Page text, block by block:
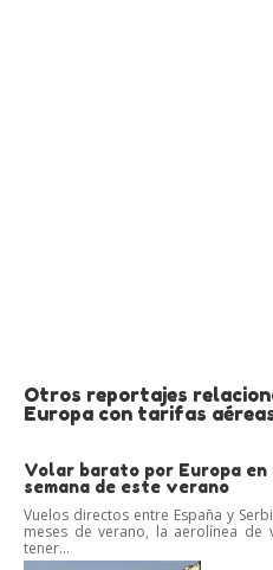
Otros reportajes
Europa con tarifas
Volar barato por Europa en
semana de este verano
Vuelos directos entre España y
meses de verano, la aerolínea de
tener...